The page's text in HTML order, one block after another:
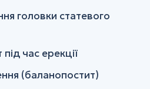
головки статевого
час ерекції
(баланопостит)